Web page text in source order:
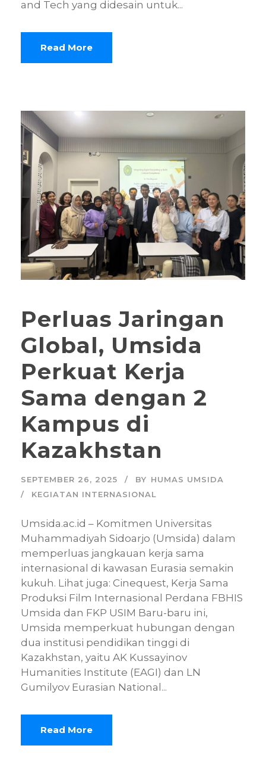
and Tech yang didesain untuk...
Read More
Perluas Jaringan
Global, Umsida
Perkuat Kerja
Sama dengan 2
Kampus di
Kazakhstan
SEPTEMBER 26, 2025 BY HUMAS UMSIDA
KEGIATAN INTERNASIONAL
Umsida.ac.id – Komitmen Universitas
Muhammadiyah Sidoarjo (Umsida) dalam
memperluas jangkauan kerja sama
internasional di kawasan Eurasia semakin
kukuh. Lihat juga: Cinequest, Kerja Sama
Produksi Film Internasional Perdana FBHIS
Umsida dan FKP USIM Baru-baru ini,
Umsida memperkuat hubungan dengan
dua institusi pendidikan tinggi di
Kazakhstan, yaitu AK Kussayinov
Humanities Institute (EAGI) dan LN
Gumilyov Eurasian National...
Read More